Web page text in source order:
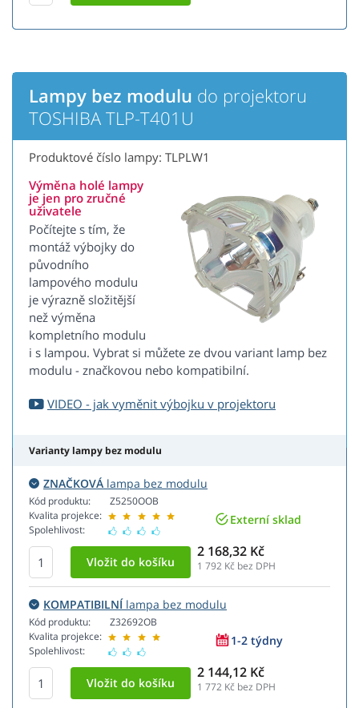
Lampy bez modulu do projektoru
TOSHIBA TLP-T401U
Produktové číslo lampy: TLPLW1
Výměna holé lampy
je jen pro zručné
uživatele
Počítejte s tím, že
montáž výbojky do
původního
lampového modulu
je výrazně složitější
než výměna
kompletního modulu
i s lampou. Vybrat si můžete ze dvou variant lamp bez
modulu - značkovou nebo kompatibilní.
VIDEO - jak vyměnit výbojku v projektoru
Varianty lampy bez modulu
ZNAČKOVÁ lampa bez modulu
Kód produktu:
Kvalita projekce:
Spolehlivost:
Z5250OOB
Externí sklad
2 168,32 Kč
1 792 Kč bez DPH
KOMPATIBILNÍlampa bez modulu
Kód produktu:
Kvalita projekce:
Spolehlivost:
Z32692OB
1-2 týdny
2 144,12 Kč
1 772 Kč bez DPH